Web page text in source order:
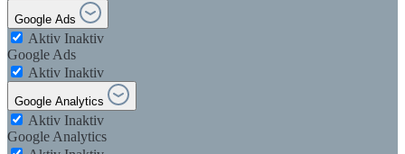
Google Ads
Aktiv Inaktiv
Google Ads
Aktiv Inaktiv
Google Analytics
Aktiv Inaktiv
Google Analytics